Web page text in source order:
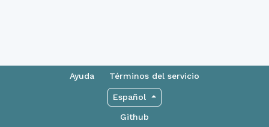
Ayuda Términos del servicio
Español
Github